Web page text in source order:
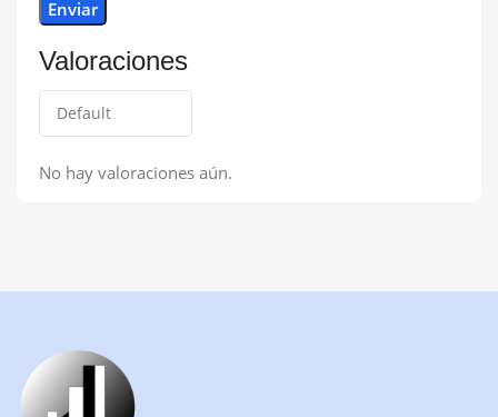
Valoraciones
No hay valoraciones aún.